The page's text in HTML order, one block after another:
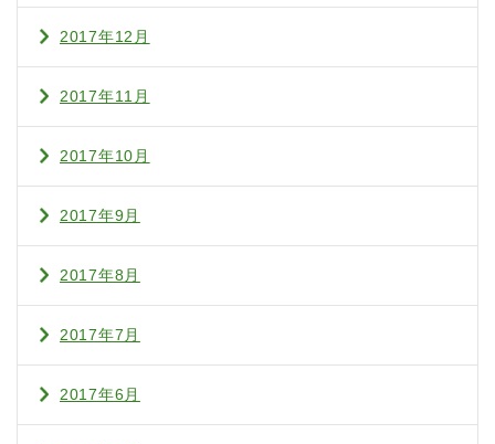
2017年12月
2017年11月
2017年10月
2017年9月
2017年8月
2017年7月
2017年6月